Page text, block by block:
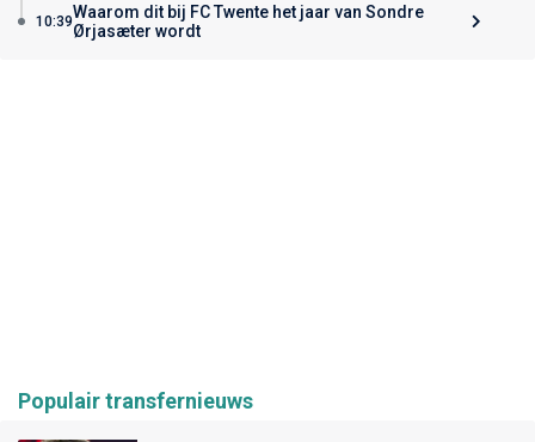
10:39Waarom dit bij FC Twente het jaar van Sondre
Ørjasæter wordt
Populair transfernieuws